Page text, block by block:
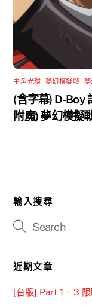
主角光環 夢幻模擬戰
(含字幕) D-Boy
附魔) 夢幻模擬
輸入搜尋
近期文章
[台版] Part 1 ~ 3 限